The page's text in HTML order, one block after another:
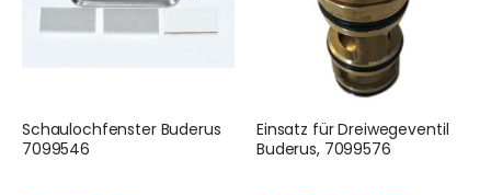
Schaulochfenster Buderus
7099546
Einsatz für Dreiwegeventil
Buderus, 7099576